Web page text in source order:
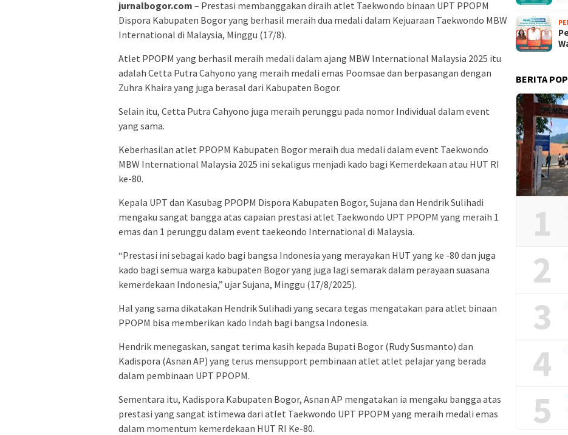
jurnalbogor.com – Prestasi membanggakan diraih atlet Taekwondo binaan UPT PPOPM
Dispora Kabupaten Bogor yang berhasil meraih dua medali dalam Kejuaraan Taekwondo MBW
International di Malaysia, Minggu (17/8).
Atlet PPOPM yang berhasil meraih medali dalam ajang MBW International Malaysia 2025 itu
adalah Cetta Putra Cahyono yang meraih medali emas Poomsae dan berpasangan dengan
Zuhra Khaira yang juga berasal dari Kabupaten Bogor.
Selain itu, Cetta Putra Cahyono juga meraih perunggu pada nomor Individual dalam event
yang sama.
Keberhasilan atlet PPOPM Kabupaten Bogor meraih dua medali dalam event Taekwondo
MBW International Malaysia 2025 ini sekaligus menjadi kado bagi Kemerdekaan atau HUT RI
ke-80.
Kepala UPT dan Kasubag PPOPM Dispora Kabupaten Bogor, Sujana dan Hendrik Sulihadi
mengaku sangat bangga atas capaian prestasi atlet Taekwondo UPT PPOPM yang meraih 1
emas dan 1 perunggu dalam event taekeondo International di Malaysia.
“Prestasi ini sebagai kado bagi bangsa Indonesia yang merayakan HUT yang ke -80 dan juga
kado bagi semua warga kabupaten Bogor yang juga lagi semarak dalam perayaan suasana
kemerdekaan Indonesia,” ujar Sujana, Minggu (17/8/2025).
Hal yang sama dikatakan Hendrik Sulihadi yang secara tegas mengatakan para atlet binaan
PPOPM bisa memberikan kado Indah bagi bangsa Indonesia.
Hendrik menegaskan, sangat terima kasih kepada Bupati Bogor (Rudy Susmanto) dan
Kadispora (Asnan AP) yang terus mensupport pembinaan atlet atlet pelajar yang berada
dalam pembinaan UPT PPOPM.
Sementara itu, Kadispora Kabupaten Bogor, Asnan AP mengatakan ia mengaku bangga atas
prestasi yang sangat istimewa dari atlet Taekwondo UPT PPOPM yang meraih medali emas
dalam momentum kemerdekaan HUT RI Ke-80.
BERITA
1
2
3
4
5